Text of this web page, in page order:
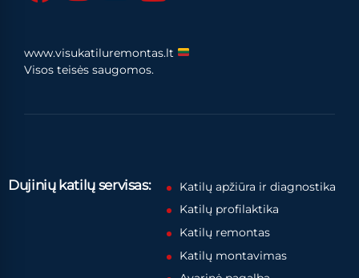
www.visukatiluremontas.lt
Visos teisės saugomos.
Dujinių katilų servisas:
Katilų apžiūra ir diagnostika
Katilų profilaktika
Katilų remontas
Katilų montavimas